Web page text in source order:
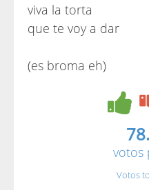
viva la torta
que te voy a dar
(es broma eh)
votos
Votos